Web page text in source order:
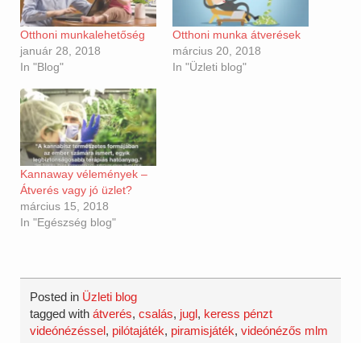
Otthoni munkalehetőség
január 28, 2018
In "Blog"
Otthoni munka átverések
március 20, 2018
In "Üzleti blog"
Kannaway vélemények –
Átverés vagy jó üzlet?
március 15, 2018
In "Egészség blog"
Posted in Üzleti blog
tagged withátverés,csalás, jugl, keress pénzt
videónézéssel, pilótajáték, piramisjáték,videónézős mlm